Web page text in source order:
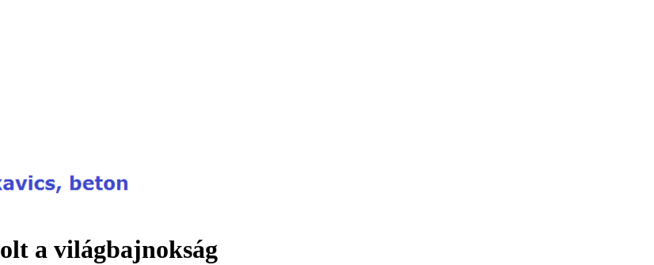
a világbajnokság